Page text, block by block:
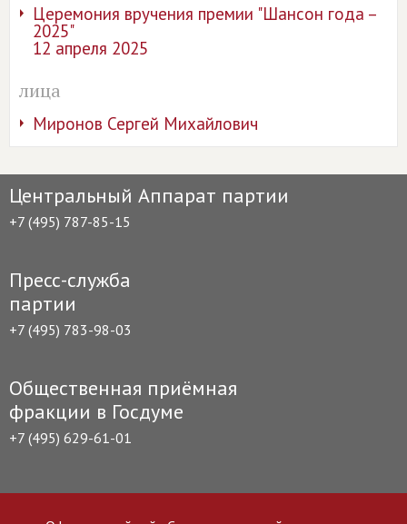
Церемония вручения премии "Шансон года –
2025"
12 апреля 2025
лица
Миронов Сергей Михайлович
Центральный Аппарат партии
+7 (495) 787-85-15
Пресс-служба
партии
+7 (495) 783-98-03
Общественная приёмная
фракции в Госдуме
+7 (495) 629-61-01